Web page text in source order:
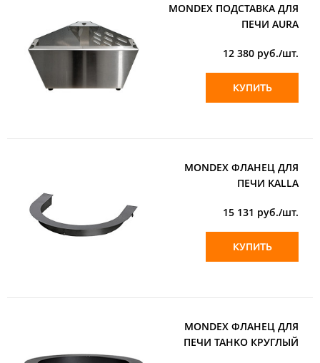
MONDEX ПОДСТАВКА ДЛЯ
ПЕЧИ AURA
12 380 руб./шт.
КУПИТЬ
MONDEX ФЛАНЕЦ ДЛЯ
ПЕЧИ KALLA
15 131 руб./шт.
КУПИТЬ
MONDEX ФЛАНЕЦ ДЛЯ
ПЕЧИ TAHKO КРУГЛЫЙ